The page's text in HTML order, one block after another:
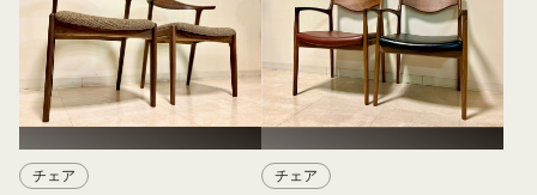
チェア チェア